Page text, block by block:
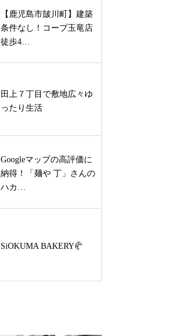
【鹿児島市皷川町】建築
条件なし！コープ玉竜店
徒歩4…
田上７丁目で敷地広々ゆ
ったり生活
Googleマップの高評価に
納得！「麺や 丁」さんの
ハカ…
SiOKUMA BAKERY🥐